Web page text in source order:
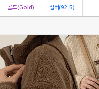
골드(Gold) 실버(92.5)